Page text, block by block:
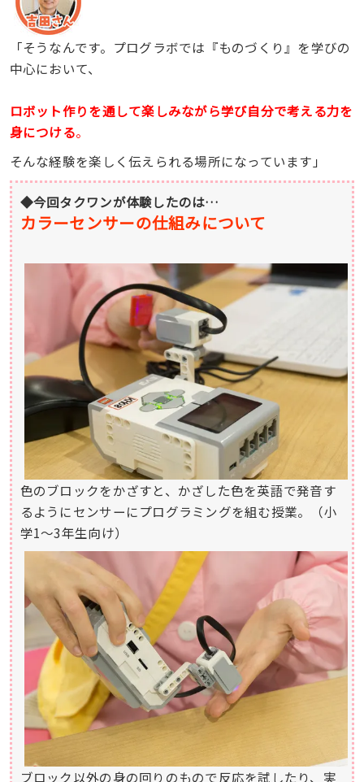
「そうなんです。プログラボでは『ものづくり』を学びの
中心において、
ロボット作りを通して楽しみながら学び自分で考える力を
身につける。
そんな経験を楽しく伝えられる場所になっています」
◆今回タクワンが体験したのは…
カラーセンサーの仕組みについて
色のブロックをかざすと、かざした色を英語で発音す
るようにセンサーにプログラミングを組む授業。（小
学1〜3年生向け）
ブロック以外の身の回りのもので反応を試したり、実